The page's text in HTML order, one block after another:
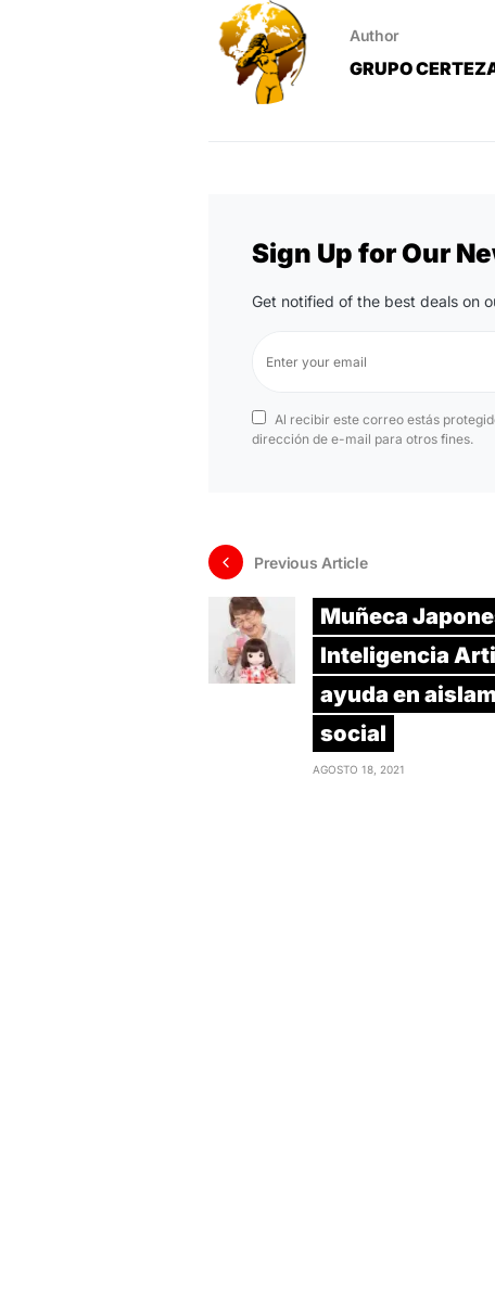
Author
GRUPO
Sign Up for Our
Get notified of the best deals on
Al recibir este correo estás
dirección de e-mail para otros fines.
Previous Article
Muñeca
Inteligencia
ayuda en
social
AGOSTO 18, 2021